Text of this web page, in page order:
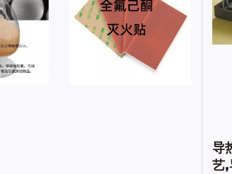
导
艺,